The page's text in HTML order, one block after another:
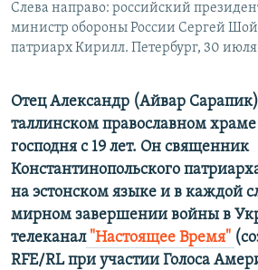
Слева направо: российский
министр обороны России Сергей
патриарх Кирилл. Петербург, 30 июля
Отец Александр (Айвар
таллинском православном
господня с 19 лет. Он священник
Константинопольского
на эстонском языке и в каждой
мирном завершении войны в
телеканал "Настоящее Время"
RFE/RL при участии Голоса